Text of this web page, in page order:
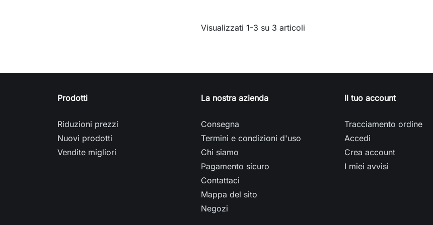
Visualizzati 1-3 su 3 articoli
Prodotti
Riduzioni prezzi
Nuovi prodotti
Vendite migliori
La nostra azienda
Consegna
Termini e condizioni d'uso
Chi siamo
Pagamento sicuro
Contattaci
Mappa del sito
Negozi
Il tuo account
Tracciamento ordine
Accedi
Crea account
I miei avvisi